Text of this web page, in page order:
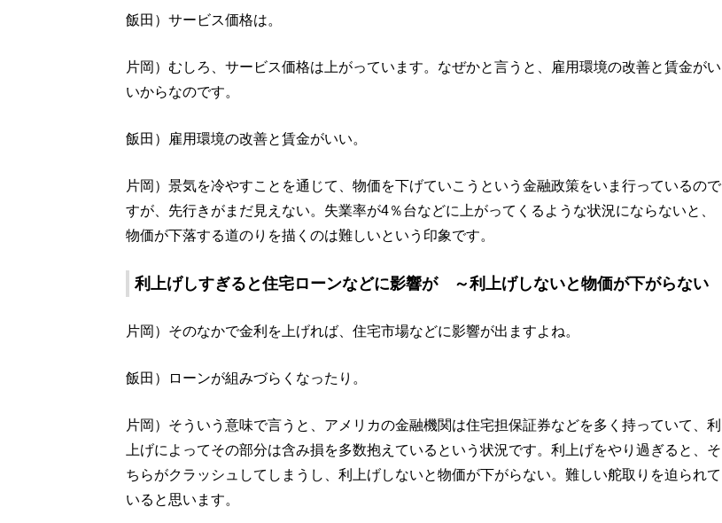
飯田）サービス価格は。
片岡）むしろ、サービス価格は上がっています。なぜかと言うと、雇用環境の改善と賃金がい
いからなのです。
飯田）雇用環境の改善と賃金がいい。
片岡）景気を冷やすことを通じて、物価を下げていこうという金融政策をいま行っているので
すが、先行きがまだ見えない。失業率が4％台などに上がってくるような状況にならないと、
物価が下落する道のりを描くのは難しいという印象です。
利上げしすぎると住宅ローンなどに影響が ～利上げしないと物価が下がらない
片岡）そのなかで金利を上げれば、住宅市場などに影響が出ますよね。
飯田）ローンが組みづらくなったり。
片岡）そういう意味で言うと、アメリカの金融機関は住宅担保証券などを多く持っていて、利
上げによってその部分は含み損を多数抱えているという状況です。利上げをやり過ぎると、そ
ちらがクラッシュしてしまうし、利上げしないと物価が下がらない。難しい舵取りを迫られて
いると思います。